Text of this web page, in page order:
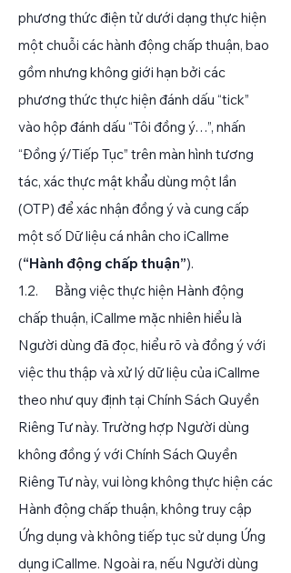
phương thức điện tử dưới dạng thực hiện
một chuỗi các hành động chấp thuận, bao
gồm nhưng không giới hạn bởi các
phương thức thực hiện đánh dấu “tick”
vào hộp đánh dấu “Tôi đồng ý…”, nhấn
“Đồng ý/Tiếp Tục” trên màn hình tương
tác, xác thực mật khẩu dùng một lần
(OTP) để xác nhận đồng ý và cung cấp
một số Dữ liệu cá nhân cho iCallme
(“Hành động chấp thuận”).​
1.2. Bằng việc thực hiện Hành động
chấp thuận, iCallme mặc nhiên hiểu là
Người dùng đã đọc, hiểu rõ và đồng ý với
việc thu thập và xử lý dữ liệu của iCallme
theo như quy định tại Chính Sách Quyền
Riêng Tư này. Trường hợp Người dùng
không đồng ý với Chính Sách Quyền
Riêng Tư này, vui lòng không thực hiện các
Hành động chấp thuận, không truy cập
Ứng dụng và không tiếp tục sử dụng Ứng
dụng iCallme. Ngoài ra, nếu Người dùng